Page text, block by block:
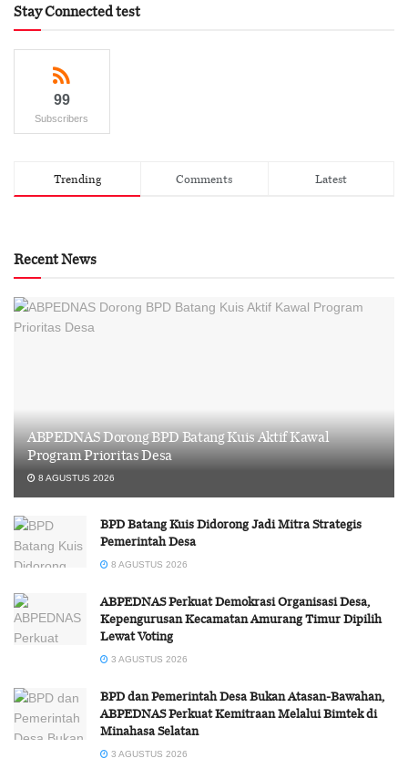
Stay Connected test
99
Subscribers
Trending Comments Latest
Recent News
ABPEDNAS Dorong BPD Batang Kuis Aktif Kawal
Program Prioritas Desa
8 AGUSTUS 2026
BPD Batang Kuis Didorong Jadi Mitra Strategis
Pemerintah Desa
8 AGUSTUS 2026
ABPEDNAS Perkuat Demokrasi Organisasi Desa,
Kepengurusan Kecamatan Amurang Timur Dipilih
Lewat Voting
3 AGUSTUS 2026
BPD dan Pemerintah Desa Bukan Atasan-Bawahan,
ABPEDNAS Perkuat Kemitraan Melalui Bimtek di
Minahasa Selatan
3 AGUSTUS 2026